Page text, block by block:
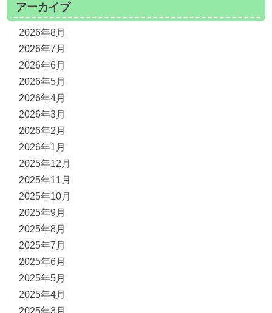
アーカイブ
2026年8月
2026年7月
2026年6月
2026年5月
2026年4月
2026年3月
2026年2月
2026年1月
2025年12月
2025年11月
2025年10月
2025年9月
2025年8月
2025年7月
2025年6月
2025年5月
2025年4月
2025年3月